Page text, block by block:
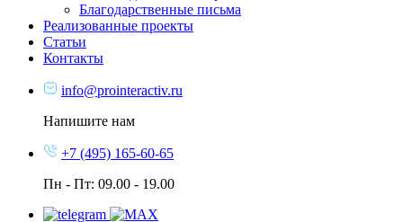
Благодарственные письма
Реализованные проекты
Статьи
Контакты
info@prointeractiv.ru
Напишите нам
+7 (495) 165-60-65
Пн - Пт: 09.00 - 19.00